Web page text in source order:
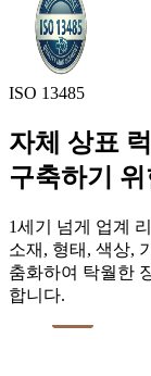
ISO 13485
자체 상표
구축하기
1세기 넘게 업계
소재, 형태, 색상,
춤화하여 탁월한
합니다.